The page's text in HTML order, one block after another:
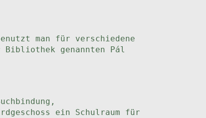
man für verschiedene
genannten Pál
ein Schulraum für